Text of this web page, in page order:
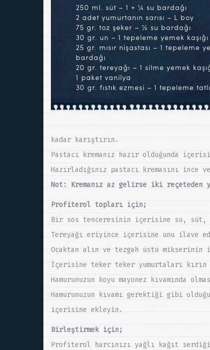
250 ml. süt – 1 + ¼ su bardağı
2 adet yumurtanın sarısı – L boy
75 gr. toz şeker – ½ su bardağı
30 gr. un – 1 tepeleme yemek
25 gr. mısır nişastası – 1 tepeleme
bardağı
20 gr. tereyağı – 1 silme yemek
1 paket vanilya
30 gr. fıstık ezmesi – 1 tepeleme tatlı
kadar karıştırın.
Pastacı kremanız hazır olduğunda
Hazırladığınız pastacı kremasını ince
Not: Kremanız az gelirse iki
Profiterol topları için;
Bir sos tenceresinin içerisine su, süt,
Tereyağı eriyince içerisine unu ilave
Ocaktan alın ve tezgah üstü
İçerisine teker teker yumurtaları
Hamurunuzun koyu mayonez kıvamında
Hamurunuzun kıvamı gerektiği gibi
içerisine ekleyin.
Birleştirmek için;
Profiterol harcınızı yağlı kağıt